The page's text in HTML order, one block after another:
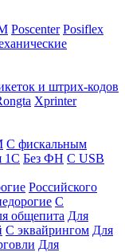
Poscenter Posiflex
и штрих-кодов
Xprinter
С фискальным
1С Без ФН С USB
Российского
С
общепита Для
С эквайрингом Для
Для